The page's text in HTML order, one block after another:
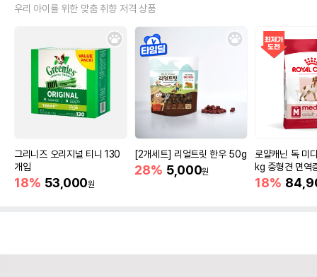
우리 아이를 위한 맞춤 취향 저격 상품
그리니즈 오리지널 티니 130
개입
18% 53,000원
[2개세트] 리얼트릿 한우 50g
28% 5,000원
로얄캐닌 독 미
kg 중형견 면역
18%